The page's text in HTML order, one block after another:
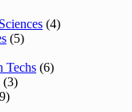
(4)
(5)
Techs (6)
(3)